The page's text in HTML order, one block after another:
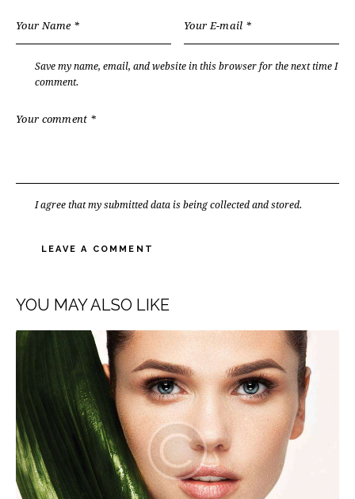
Save my name, email, and website in this browser for the next time I
comment.
I agree that my submitted data is being collected and stored.
YOU MAY ALSO LIKE